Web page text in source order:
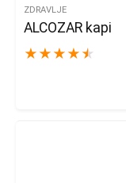
ZDRAVLJE
ALCOZAR kapi
★ ★ ★ ★ ★